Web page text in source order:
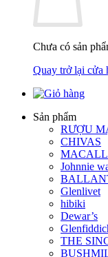
Chưa có sản
Quay trở lại cửa
Sản phẩm
RƯỢU
CHIVAS
Johnnie
Glenlivet
hibiki
Dewar’s
THE